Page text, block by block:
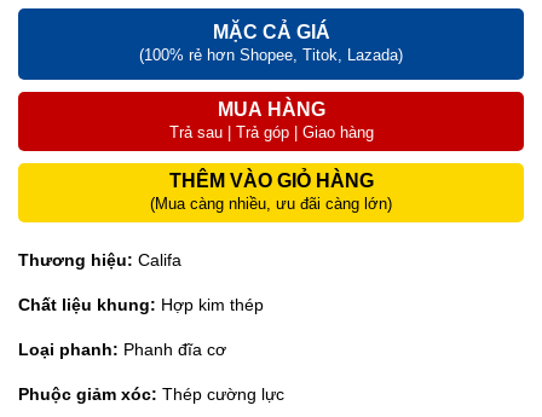
MẶC CẢ GIÁ
(100% rẻ hơn Shopee, Titok, Lazada)
MUA HÀNG
Trả sau | Trả góp | Giao hàng
THÊM VÀO GIỎ HÀNG
(Mua càng nhiều, ưu đãi càng lớn)
Thương hiệu: Califa
Chất liệu khung: Hợp kim thép
Loại phanh: Phanh đĩa cơ
Phuộc giảm xóc: Thép cường lực